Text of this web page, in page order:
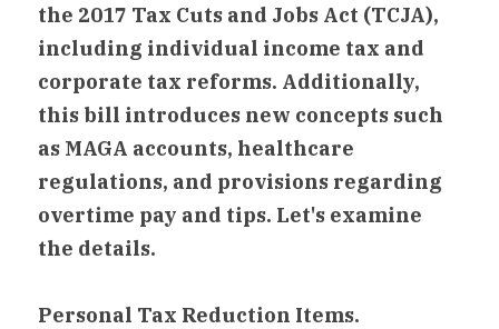
the 2017 Tax Cuts and Jobs Act (TCJA),
including individual income tax and
corporate tax reforms. Additionally,
this bill introduces new concepts such
as MAGA accounts, healthcare
regulations, and provisions regarding
overtime pay and tips. Let's examine
the details.
Personal Tax Reduction Items.